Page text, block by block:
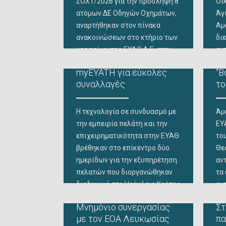
ατόμων ΔΕ Οδηγών Οχημάτων,
αναρτήθηκαν στον πίνακα
ανακοινώσεων στο κτήριο των
γραφείων της ΕΥΑΘ Α.Ε. στην
διαδικτυακό τόπο της ΕΥΑΘ
www.eyath.gr Πίνακας
επιτυχόντων Πίνακας
κατάταξης Οι ενδιαφερόμενοι
μπορούν να αναζητήσουν τα
αποτελέσματα βαθμολόγησης
και κατάταξης στον πίνακα με
myEYATH για εύκολες
συναλλαγές
Η τεχνολογία σε συνδυασμό με
την εμπειρία πελάτη και την
επιχειρηματικότητα στην ΕΥΑΘ
βρέθηκαν στο επίκεντρο δύο
ημερίδων για την εξυπηρέτηση
πελατών που διοργανώθηκαν
διαδοχικά στο Ηράκλειο Κρήτης
πρώτη, «Ημερίδα
Εξυπηρέτησης Πελάτη στην
τα
Μνημόνιο συνεργασίας
με τον ΕΟΑ Λευκωσίας